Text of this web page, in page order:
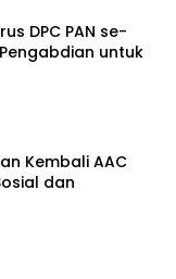
DPC PAN se-
untuk
Kembali AAC
dan